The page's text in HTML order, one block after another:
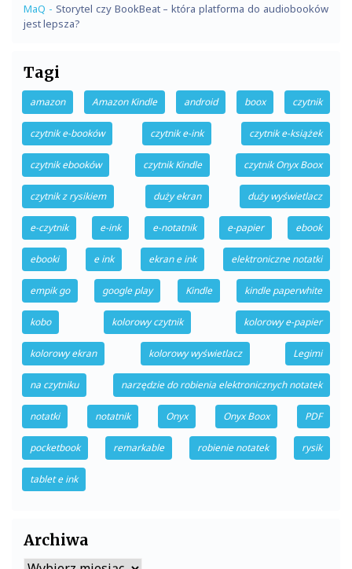
MaQ - Storytel czy BookBeat – która platforma do audiobooków
jest lepsza?
Tagi
amazon Amazon Kindle android boox czytnik
czytnik e-booków czytnik e-ink czytnik e-książek
czytnik ebooków czytnik Kindle czytnik Onyx Boox
czytnik z rysikiem duży ekran duży wyświetlacz
e-czytnik e-ink e-notatnik e-papier ebook
ebooki e ink ekran e ink elektroniczne notatki
empik go google play Kindle kindle paperwhite
kobo kolorowy czytnik kolorowy e-papier
kolorowy ekran kolorowy wyświetlacz Legimi
na czytniku narzędzie do robienia elektronicznych notatek
notatki notatnik Onyx Onyx Boox PDF
pocketbook remarkable robienie notatek rysik
tablet e ink
Archiwa